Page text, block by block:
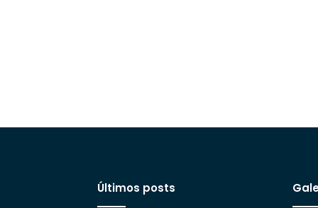
Últimos posts